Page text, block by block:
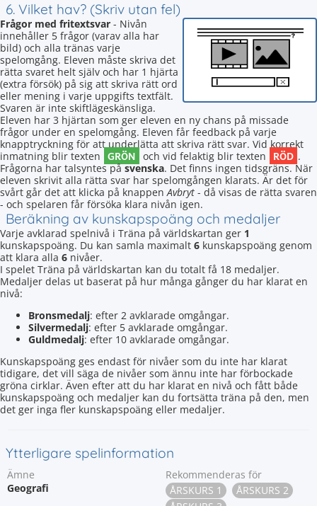
6. Vilket hav? (Skriv utan fel)
Frågor med fritextsvar - Nivån
innehåller 5 frågor (varav alla har
bild) och alla tränas varje
spelomgång. Eleven måste skriva det
rätta svaret helt själv och har 1 hjärta
(extra försök) på sig att skriva rätt ord
eller mening i varje uppgifts textfält.
Svaren är inte skiftlägeskänsliga.
Eleven har 3 hjärtan som ger eleven en ny chans på missade
frågor under en spelomgång. Eleven får feedback på varje
knapptryckning för att underlätta att skriva rätt svar. Vid korrekt
inmatning blir texten GRÖN och vid felaktig blir texten RÖD .
Frågorna har talsyntes påsvenska. Det finns ingen tidsgräns. När
eleven skrivit alla rätta svar har spelomgången klarats. Är det för
svårt går det att klicka på knappenAvbryt - då visas de rätta svaren
- och spelaren får försöka klara nivån igen.
Beräkning av kunskapspoäng och medaljer
Varje avklarad spelnivå i Träna på världskartan ger 1
kunskapspoäng. Du kan samla maximalt 6 kunskapspoäng genom
att klara alla 6 nivåer.
I spelet Träna på världskartan kan du totalt få 18 medaljer.
Medaljer delas ut baserat på hur många gånger du har klarat en
nivå:
Bronsmedalj: efter 2 avklarade omgångar.
Silvermedalj: efter 5 avklarade omgångar.
Guldmedalj: efter 10 avklarade omgångar.
Kunskapspoäng ges endast för nivåer som du inte har klarat
tidigare, det vill säga de nivåer som ännu inte har förbockade
gröna cirklar. Även efter att du har klarat en nivå och fått både
kunskapspoäng och medaljer kan du fortsätta träna på den, men
det ger inga fler kunskapspoäng eller medaljer.
Ytterligare spelinformation
Ämne
Geografi
Rekommenderas för
ÅRSKURS 1
ÅRSKURS 2